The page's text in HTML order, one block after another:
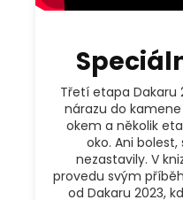
Třetí etapa Dakaru
nárazu do
okem a několik
oko. Ani
nezastavily. V
provedu svým
od Dakaru 2023,